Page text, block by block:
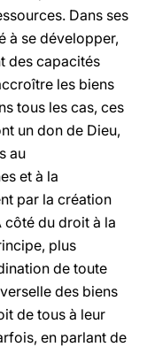
Dans ses
à se développer,
des capacités
les biens
tous les cas, ces
un don de Dieu,
au
et à la
par la création
côté du droit à la
plus
de toute
des biens
de tous à leur
en parlant de